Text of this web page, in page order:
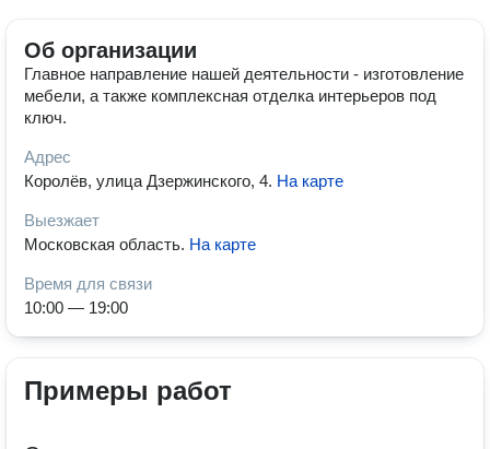
Об организации
Главное направление нашей деятельности - изготовление
мебели, а также комплексная отделка интерьеров под
ключ.
Адрес
Королёв, улица Дзержинского, 4. На карте
Выезжает
Московская область. На карте
Время для связи
10:00 — 19:00
Примеры работ